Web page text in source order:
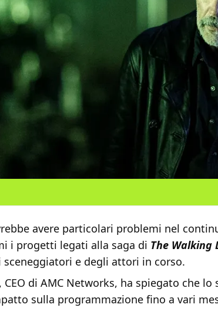
avere particolari problemi nel
i progetti legati alla saga di The Walking
sceneggiatori e degli attori in corso.
CEO di AMC Networks, ha spiegato che
sulla programmazione fino a vari